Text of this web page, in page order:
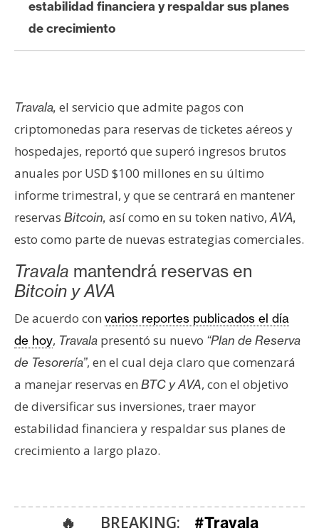
I
A
n
á
l
i
s
N
o
a
s
d
e
P
r
e
n
estabilidad financiera y respaldar sus planes
de crecimiento
Travala, el servicio que admite pagos con
criptomonedas para reservas de ticketes aéreos y
hospedajes, reportó que superó ingresos brutos
anuales por USD $100 millones en su último
informe trimestral, y que se centrará en mantener
reservas Bitcoin, así como en su token nativo,AVA,
esto como parte de nuevas estrategias comerciales.
Travala mantendrá reservas en
Bitcoin y AVA
De acuerdo con varios reportes publicados el día
de hoy, Travala presentó su nuevo “Plan de Reserva
de Tesorería”, en el cual deja claro que comenzará
a manejar reservas en BTC y AVA, con el objetivo
de diversificar sus inversiones, traer mayor
estabilidad financiera y respaldar sus planes de
crecimiento a largo plazo.
🔥 BREAKING: #Travala